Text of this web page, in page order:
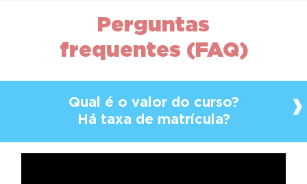
Qual é o valor do curso?
Há taxa de matrícula?